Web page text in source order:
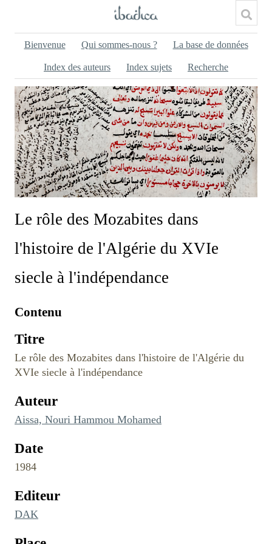
Bienvenue Qui sommes-nous ? La base de données
Index des auteurs Index sujets Recherche
Le rôle des Mozabites dans
l'histoire de l'Algérie du XVIe
siecle à l'indépendance
Contenu
Titre
Le rôle des Mozabites dans l'histoire de l'Algérie du
XVIe siecle à l'indépendance
Auteur
Aissa, Nouri Hammou Mohamed
Date
1984
Editeur
DAK